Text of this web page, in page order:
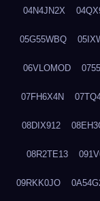
04N4JN2X
05G55WBQ
06VLOMOD
07FH6X4N
08DIX912
08R2TE13
09RKK0JO